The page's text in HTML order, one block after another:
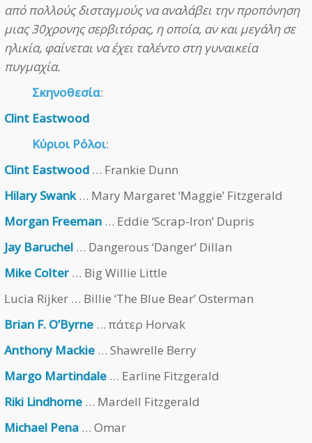
από πολλούς δισταγμούς να αναλάβει την προπόνηση
μιας 30χρονης σερβιτόρας, η οποία, αν και μεγάλη σε
ηλικία, φαίνεται να έχει ταλέντο στη γυναικεία
πυγμαχία.
Σκηνοθεσία:
Clint Eastwood
Κύριοι Ρόλοι:
Clint Eastwood … Frankie Dunn
Hilary Swank… Mary Margaret ‘Maggie’ Fitzgerald
Morgan Freeman … Eddie ‘Scrap-Iron’ Dupris
Jay Baruchel … Dangerous ‘Danger’ Dillan
Mike Colter … Big Willie Little
Lucia Rijker … Billie ‘The Blue Bear’ Osterman
Brian F. O’Byrne … πάτερ Horvak
Anthony Mackie … Shawrelle Berry
Margo Martindale … Earline Fitzgerald
Riki Lindhome … Mardell Fitzgerald
Michael Pena … Omar